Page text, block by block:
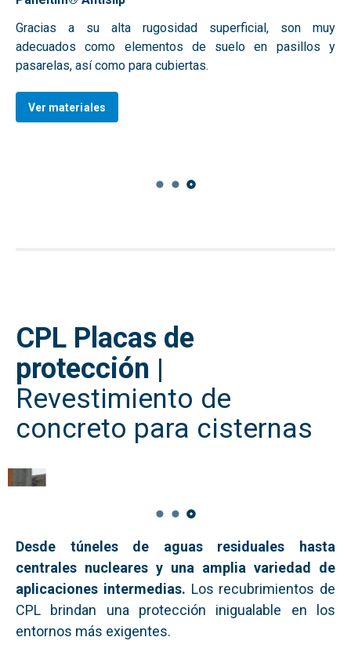
Gracias a su alta rugosidad superficial, son muy
adecuados como elementos de suelo en pasillos y
pasarelas, así como para cubiertas.
Ver materiales
CPL Placas de
protección |
Revestimiento de
concreto para cisternas
Desde túneles de aguas residuales hasta
centrales nucleares y una amplia variedad de
aplicaciones intermedias. Los recubrimientos de
CPL brindan una protección inigualable en los
entornos más exigentes.